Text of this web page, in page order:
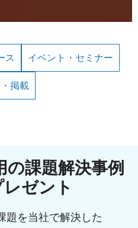
ス イベント・セミナー
掲載
課題解決事例
ゼント
題を当社で解決した